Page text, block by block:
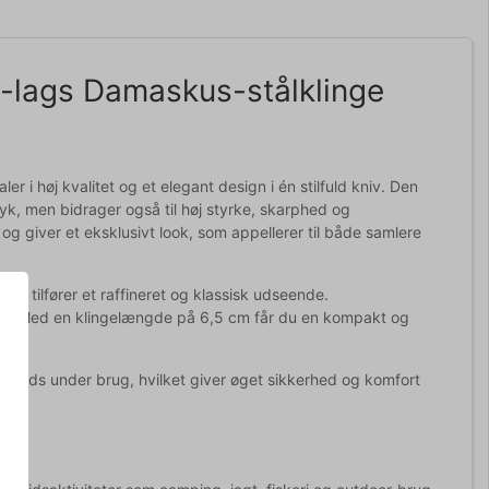
Damaskus-stålklinge
i høj kvalitet og et elegant design i én stilfuld kniv. Den
men bidrager også til høj styrke, skarphed og
giver et eksklusivt look, som appellerer til både samlere
tilfører et raffineret og klassisk udseende.
Med en klingelængde på 6,5 cm får du en kompakt og
under brug, hvilket giver øget sikkerhed og komfort